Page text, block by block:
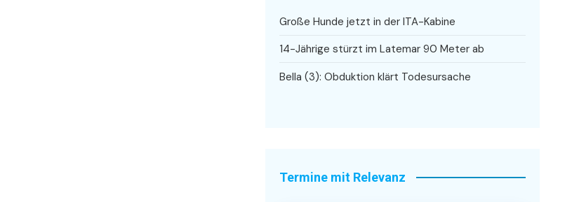
Große Hunde jetzt in der ITA-Kabine
14-Jährige stürzt im Latemar 90 Meter ab
Bella (3): Obduktion klärt Todesursache
Termine mit Relevanz